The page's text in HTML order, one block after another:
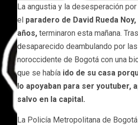
La angustia y la desesperación
el paradero de David Rueda
años, terminaron esta mañana.
desaparecido deambulando por
noroccidente de Bogotá con una
que se había ido de su casa
lo apoyaban para ser youtuber,
salvo en la capital.
La Policía Metropolitana de